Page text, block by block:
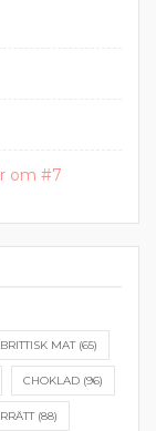
om #7
BRITTISK MAT(65)
CHOKLAD (96)
(88)